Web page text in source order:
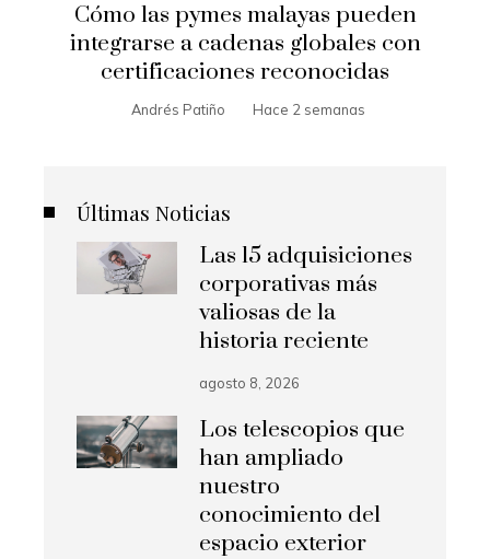
Cómo las pymes malayas pueden
integrarse a cadenas globales con
certificaciones reconocidas
Andrés Patiño Hace 2 semanas
Últimas Noticias
Las 15 adquisiciones
corporativas más
valiosas de la
historia reciente
agosto 8, 2026
Los telescopios que
han ampliado
nuestro
conocimiento del
espacio exterior